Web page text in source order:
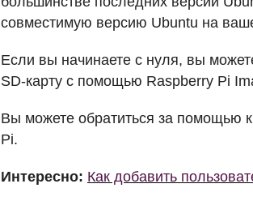
совместимую версию Ubuntu на
Если вы начинаете с нуля, вы
SD-карту с помощью Raspberry Pi
Вы можете обратиться за помощью
Pi.
Интересно: Как добавить